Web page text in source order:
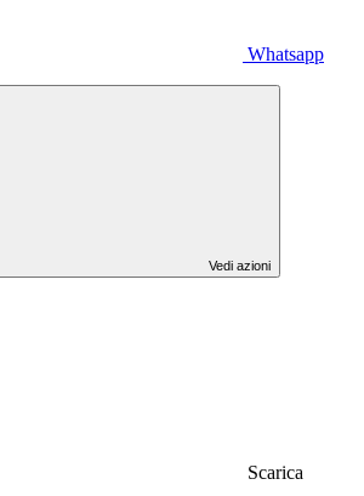
Whatsapp
Vedi azioni
Scarica